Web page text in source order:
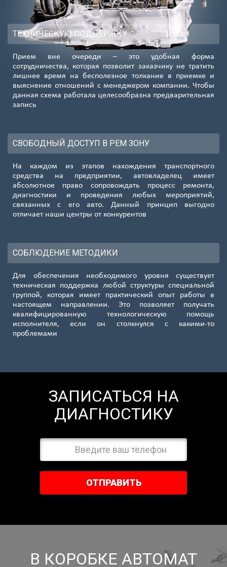
ТЕХНИЧЕСКУЮ ПОДДЕРЖКУ
Прием вне очереди – это удобная форма
сотрудничества, которая позволит заказчику не тратить
лишнее время на бесполезное толкание в приемке и
выяснение отношений с менеджером компании. Чтобы
данная схема работала целесообразна предварительная
запись
СВОБОДНЫЙ ДОСТУП В РЕМ ЗОНУ
На каждом из этапов нахождения транспортного
средства на предприятии, автовладелец имеет
абсолютное право сопровождать процесс ремонта,
диагностики и проведения любых мероприятий,
связанных с его авто. Данный принцип выгодно
отличает наши центры от конкурентов
СОБЛЮДЕНИЕ МЕТОДИКИ
Для обеспечения необходимого уровня существует
техническая поддержка любой структуры специальной
группой, которая имеет практический опыт работы в
настоящем направлении. Это позволяет получать
квалифицированную технологическую помощь
исполнителя, если он столкнулся с какими-то
проблемами
ЗАПИСАТЬСЯ НА
ДИАГНОСТИКУ
ОТПРАВИТЬ
В КОРОБКЕ АВТОМАТ